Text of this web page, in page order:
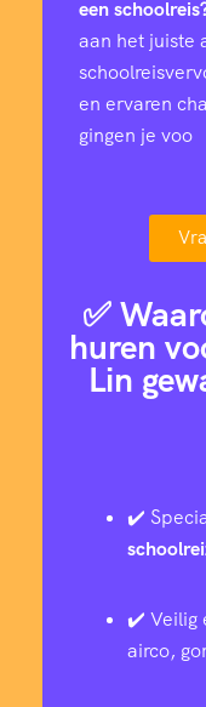
een
aan het juiste
en ervaren
gingen je voo
✅
huren
Lin
✔️
✔️ Veilig
airco,